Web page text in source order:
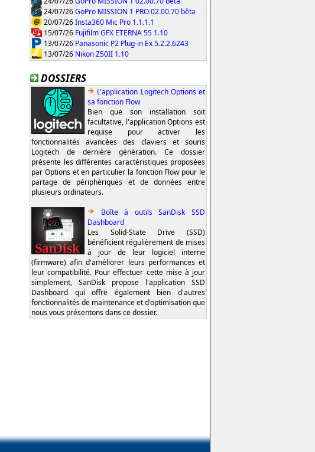
24/07/26GoPro MISSION 1 PRO 02.00.70 bêta
20/07/26Insta360 Mic Pro 1.1.1.1
15/07/26 Fujifilm GFX ETERNA 55 1.10
13/07/26 Panasonic P2 Plug-in Ex 5.2.2.6243
13/07/26 Nikon Z50II 1.10
DOSSIERS
L'application Logitech Options et
sa fonction Flow
Bien que son installation soit
facultative, l'application Options est
requise pour activer les
fonctionnalités avancées des claviers et souris
Logitech de dernière génération. Ce dossier
présente les différentes caractéristiques proposées
par Options et en particulier la fonction Flow pour le
partage de périphériques et de données entre
plusieurs ordinateurs.
Boîte à outils SanDisk SSD
Dashboard
Les Solid-State Drive (SSD)
bénéficient régulièrement de mises
à jour de leur logiciel interne
(firmware) afin d'améliorer leurs performances et
leur compatibilité. Pour effectuer cette mise à jour
simplement, SanDisk propose l'application SSD
Dashboard qui offre également bien d'autres
fonctionnalités de maintenance et d'optimisation que
nous vous présentons dans ce dossier.